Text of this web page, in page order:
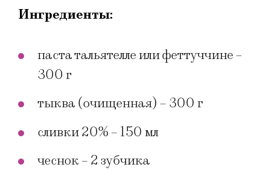
Ингредиенты:
паста тальятелле или феттуччине –
300 г
тыква (очищенная) – 300 г
сливки 20% – 150 мл
чеснок – 2 зубчика